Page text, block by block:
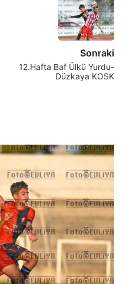
Sonraki
12.Hafta Baf Ülkü Yurdu-
Düzkaya KOSK